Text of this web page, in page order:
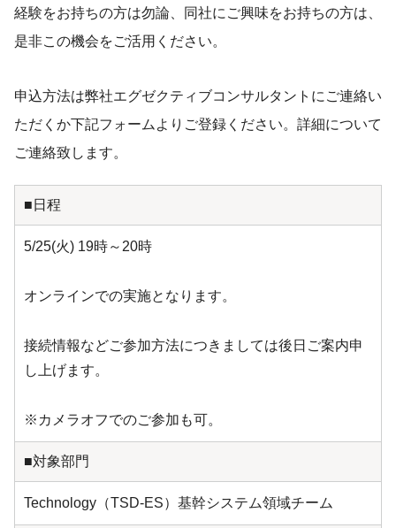
経験をお持ちの方は勿論、同社にご興味をお持ちの方は、
是非この機会をご活用ください。
申込方法は弊社エグゼクティブコンサルタントにご連絡い
ただくか下記フォームよりご登録ください。詳細について
ご連絡致します。
■日程
5/25(火) 19時～20時
オンラインでの実施となります。
接続情報などご参加方法につきましては後日ご案内申
し上げます。
※カメラオフでのご参加も可。
■対象部門
Technology（TSD-ES）基幹システム領域チーム